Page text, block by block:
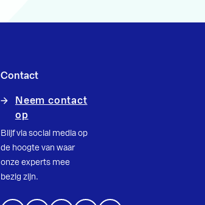
Contact
Neem contact
op
Blijf via social media op
de hoogte van waar
onze experts mee
bezig zijn.